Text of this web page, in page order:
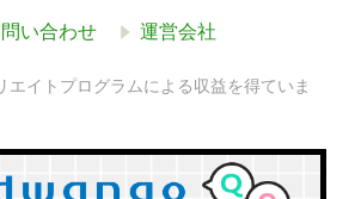
い合わせ 運営会社
エイトプログラムによる収益を得ていま